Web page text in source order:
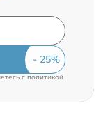
c политикой